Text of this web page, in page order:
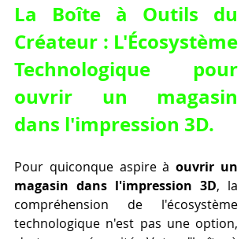
La Boîte à Outils du
Créateur : L'Écosystème
ouvrir un magasin
dans l'impression 3D.
Pour quiconque aspire à ouvrir un
magasin dans l'impression 3D, la
compréhension de l'écosystème
technologique n'est pas une option,